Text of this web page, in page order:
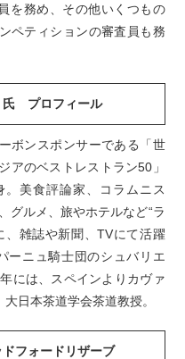
を務め、その他いくつもの
ペティションの審査員も務
氏 プロフィール
ボンスポンサーである「世
アのベストレストラン50」
美食評論家、コラムニス
グルメ、旅やホテルなど“ラ
、雑誌や新聞、TVにて活躍
ーニュ騎士団のシュバリエ
には、スペインよりカヴァ
日本茶道学会茶道教授。
フォードリザーブ